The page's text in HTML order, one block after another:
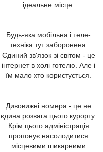
ідеальне місце.
Будь-яка мобільна і теле-
техніка тут заборонена.
Єдиний зв'язок зі світом - це
інтернет в холі готелю. Але і
їм мало хто користується.
Дивовижні номера - це не
єдина розвага цього курорту.
Крім цього адміністрація
пропонує насолодитися
місцевими шикарними